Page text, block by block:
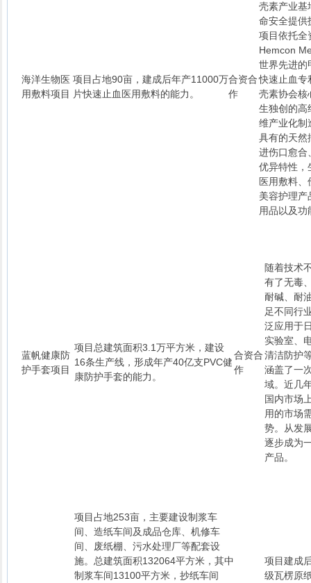
海洋生物医
用敷料项目
项目占地90亩，建成后年产11000万
片快速止血医用敷料的能力。
合资合
作
壳素产业基
命安全提供
项目依托全
Hemcon
世界先进的
快速止血专
壳素协会核
生独创的高
维产业化制
具有的天然
进伤口愈合
优异特性，
医用敷料
美容护理产
用品以及
蓝帆健康防
护手套项目
项目总建筑面积3.1万平方米，建设
16条生产线，形成年产40亿支PVC健
康防护手套的能力。
合资合
作
随着技术
有了无毒
耐碱、耐
足不同行
泛应用于
实验室、
清洁防护
涵盖了一
域。近几
国内市场
用的市场
势。从发
逐步成为
产品。
项目占地253亩，主要建设制浆车
间、造纸车间及成品仓库、机修车
间、废纸棚、污水处理厂等配套设
施。总建筑面积132064平方米，其中
制浆车间13100平方米，抄纸车间
项目建成
级瓦楞原